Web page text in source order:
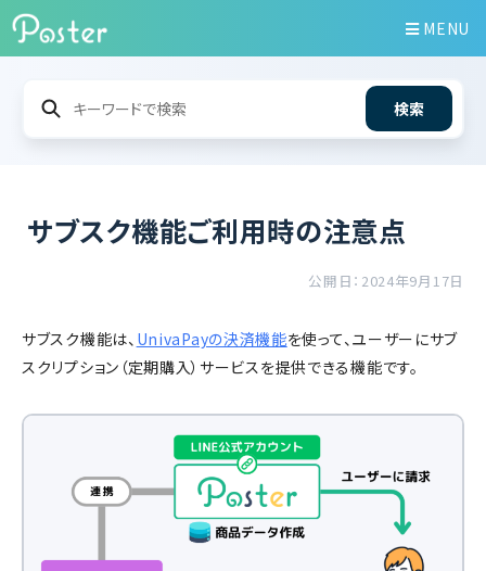
MENU
検索
サブスク機能ご利用時の注意点
公開日：2024年9月17日
サブスク機能は、 UnivaPayの決済機能を使って、ユーザーにサブ
スクリプション（定期購入）サービスを提供できる機能です。